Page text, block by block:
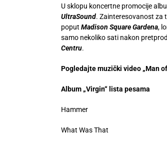
U sklopu koncertne promocije
UltraSound. Zainteresovanost za
poput Madison Square Gardena,
samo nekoliko sati nakon
Centru.
Pogledajte muzički video „Man
Album „Virgin“ lista pesama
Hammer
What Was That